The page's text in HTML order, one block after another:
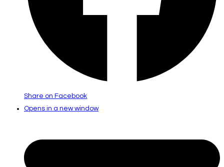
Share on Facebook
Opens in a new window